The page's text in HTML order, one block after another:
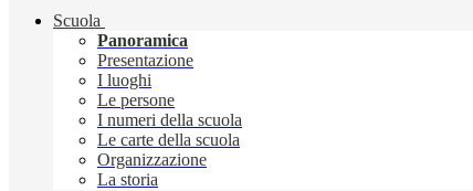
Scuola
Panoramica
Presentazione
I luoghi
Le persone
I numeri della scuola
Le carte della scuola
Organizzazione
La storia